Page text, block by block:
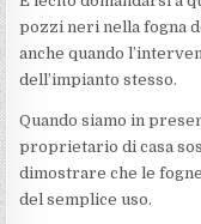
pozzi neri nella fogna
anche quando
dell’impianto stesso.
Quando siamo in
proprietario di casa
dimostrare che le
del semplice uso.